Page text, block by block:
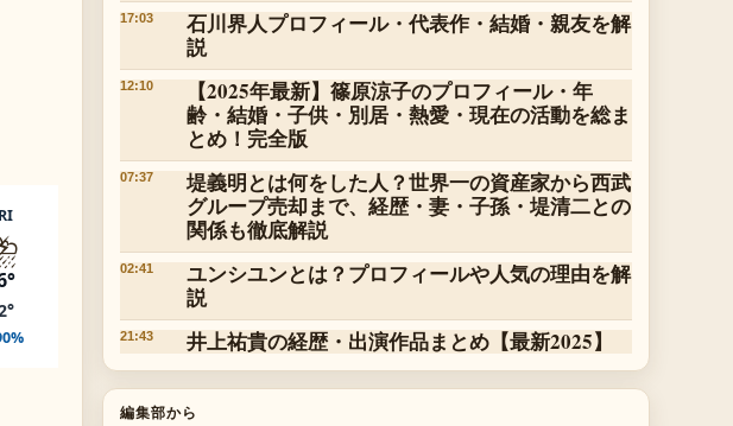
17:03
石川界人プロフィール・代表作・結婚・親友を解
説
12:10
【2025年最新】篠原涼子のプロフィール・年
齢・結婚・子供・別居・熱愛・現在の活動を総ま
とめ！完全版
07:37
堤義明とは何をした人？世界一の資産家から西武
グループ売却まで、経歴・妻・子孫・堤清二との
関係も徹底解説
02:41
ユンシユンとは？プロフィールや人気の理由を解
説
21:43 井上祐貴の経歴・出演作品まとめ【最新2025】
編集部から